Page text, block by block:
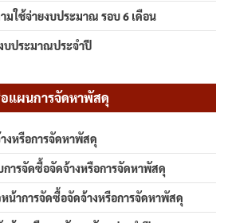
มใช้จ่ายงบประมาณ รอบ 6 เดือน
บประมาณประจำปี
แผนการจัดหาพัสดุ
งหรือการจัดหาพัสดุ
การจัดซื้อจัดจ้างหรือการจัดหาพัสดุ
น้าการจัดซื้อจัดจ้างหรือการจัดหาพัสดุ